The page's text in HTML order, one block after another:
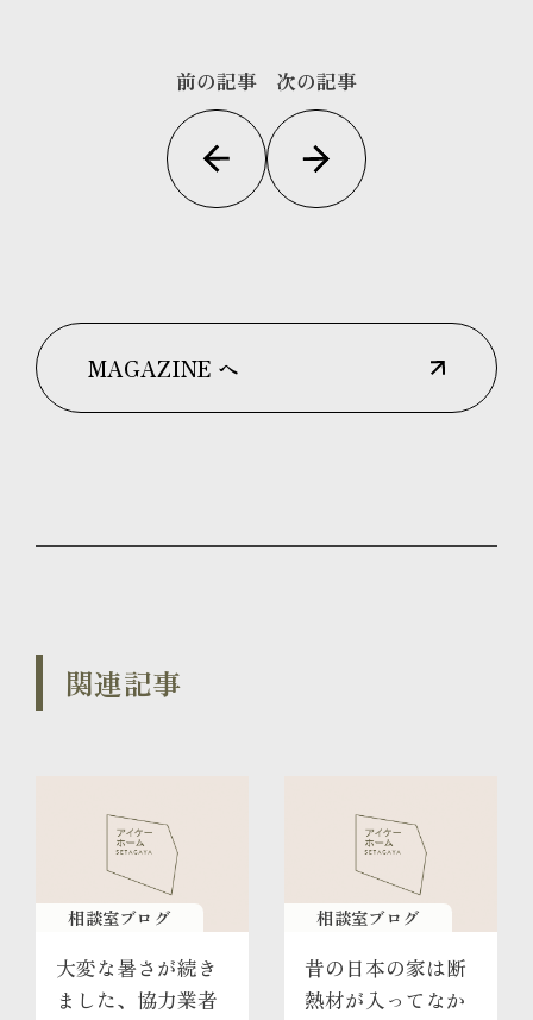
前の記事 次の記事
MAGAZINE へ
関連記事
相談室ブログ
大変な暑さが続き
ました、協力業者
相談室ブログ
昔の日本の家は断
熱材が入ってなか